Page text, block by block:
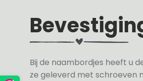
Bij de naambordjes heeft u
ze geleverd met schroeven